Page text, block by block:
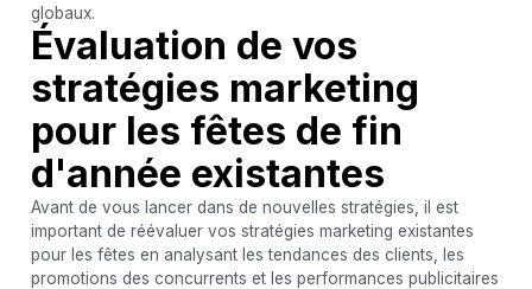
globaux.
Évaluation de vos
stratégies marketing
pour les fêtes de fin
d'année existantes
Avant de vous lancer dans de nouvelles stratégies, il est
important de réévaluer vos stratégies marketing existantes
pour les fêtes en analysant les tendances des clients, les
promotions des concurrents et les performances publicitaires